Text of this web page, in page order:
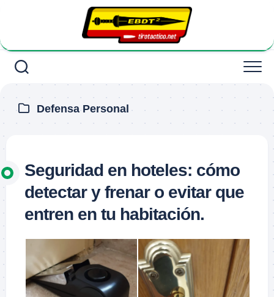
Defensa Personal
Seguridad en hoteles: cómo
detectar y frenar o evitar que
entren en tu habitación.